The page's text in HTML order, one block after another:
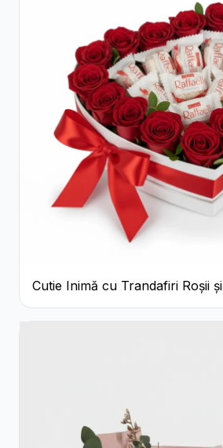
Cutie Inimă cu Trandafiri Roșii și
Bomboane Raffaello